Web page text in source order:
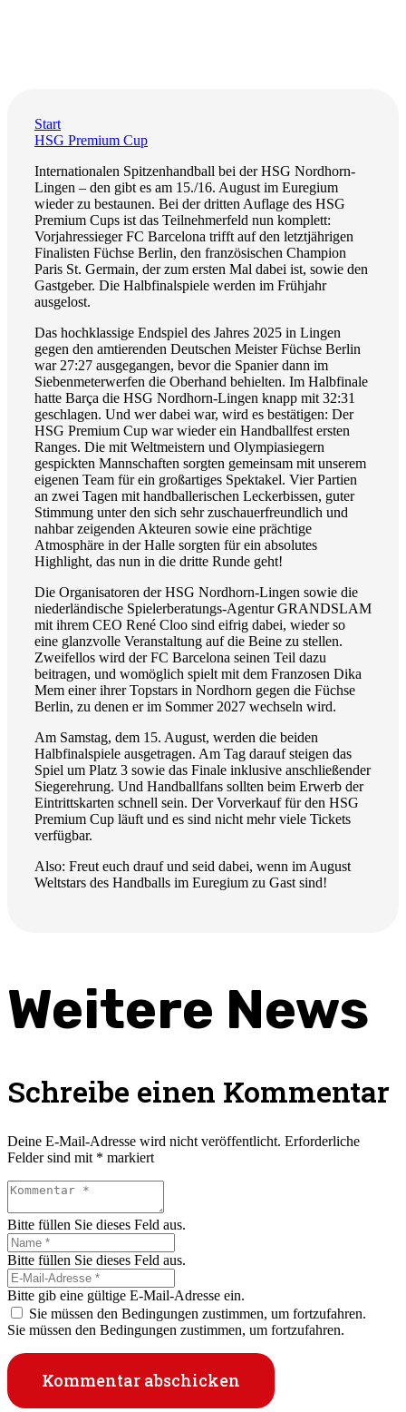
Start
HSG Premium Cup
Internationalen Spitzenhandball bei der HSG Nordhorn-
Lingen – den gibt es am 15./16. August im Euregium
wieder zu bestaunen. Bei der dritten Auflage des HSG
Premium Cups ist das Teilnehmerfeld nun komplett:
Vorjahressieger FC Barcelona trifft auf den letztjährigen
Finalisten Füchse Berlin, den französischen Champion
Paris St. Germain, der zum ersten Mal dabei ist, sowie den
Gastgeber. Die Halbfinalspiele werden im Frühjahr
ausgelost.
Das hochklassige Endspiel des Jahres 2025 in Lingen
gegen den amtierenden Deutschen Meister Füchse Berlin
war 27:27 ausgegangen, bevor die Spanier dann im
Siebenmeterwerfen die Oberhand behielten. Im Halbfinale
hatte Barça die HSG Nordhorn-Lingen knapp mit 32:31
geschlagen. Und wer dabei war, wird es bestätigen: Der
HSG Premium Cup war wieder ein Handballfest ersten
Ranges. Die mit Weltmeistern und Olympiasiegern
gespickten Mannschaften sorgten gemeinsam mit unserem
eigenen Team für ein großartiges Spektakel. Vier Partien
an zwei Tagen mit handballerischen Leckerbissen, guter
Stimmung unter den sich sehr zuschauerfreundlich und
nahbar zeigenden Akteuren sowie eine prächtige
Atmosphäre in der Halle sorgten für ein absolutes
Highlight, das nun in die dritte Runde geht!
Die Organisatoren der HSG Nordhorn-Lingen sowie die
niederländische Spielerberatungs-Agentur GRANDSLAM
mit ihrem CEO René Cloo sind eifrig dabei, wieder so
eine glanzvolle Veranstaltung auf die Beine zu stellen.
Zweifellos wird der FC Barcelona seinen Teil dazu
beitragen, und womöglich spielt mit dem Franzosen Dika
Mem einer ihrer Topstars in Nordhorn gegen die Füchse
Berlin, zu denen er im Sommer 2027 wechseln wird.
Am Samstag, dem 15. August, werden die beiden
Halbfinalspiele ausgetragen. Am Tag darauf steigen das
Spiel um Platz 3 sowie das Finale inklusive anschließender
Siegerehrung. Und Handballfans sollten beim Erwerb der
Eintrittskarten schnell sein. Der Vorverkauf für den HSG
Premium Cup läuft und es sind nicht mehr viele Tickets
verfügbar.
Also: Freut euch drauf und seid dabei, wenn im August
Weltstars des Handballs im Euregium zu Gast sind!
Weitere News
Schreibe einen Kommentar
Deine E-Mail-Adresse wird nicht veröffentlicht. Erforderliche
Felder sind mit * markiert
Bitte füllen Sie dieses Feld aus.
Bitte füllen Sie dieses Feld aus.
Bitte gib eine gültige E-Mail-Adresse ein.
Sie müssen den Bedingungen zustimmen, um fortzufahren.
Sie müssen den Bedingungen zustimmen, um fortzufahren.
Kommentar abschicken